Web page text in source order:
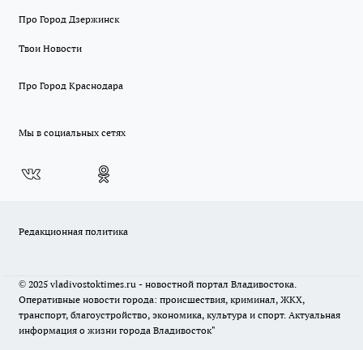
Про Город Дзержинск
Твои Новости
Про Город Краснодара
Мы в социальных сетях
Редакционная политика
© 2025 vladivostoktimes.ru - новостной портал Владивостока.
Оперативные новости города: происшествия, криминал, ЖКХ,
транспорт, благоустройство, экономика, культура и спорт. Актуальная
информация о жизни города Владивосток"